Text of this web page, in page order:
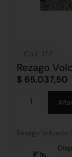
Cod: 172
Rezago
$ 65.037,50
Rezago Volcado